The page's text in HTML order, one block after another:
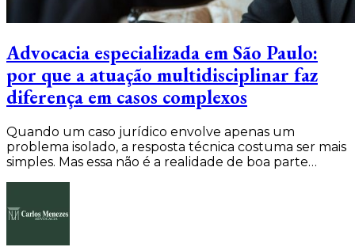
Advocacia especializada em São Paulo:
por que a atuação multidisciplinar faz
diferença em casos complexos
Quando um caso jurídico envolve apenas um
problema isolado, a resposta técnica costuma ser mais
simples. Mas essa não é a realidade de boa parte…